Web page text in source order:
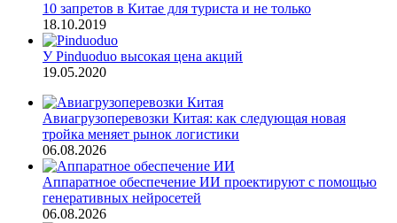
10 запретов в Китае для туриста и не только
18.10.2019
У Pinduoduo высокая цена акций
19.05.2020
Авиагрузоперевозки Китая: как следующая новая
тройка меняет рынок логистики
06.08.2026
Аппаратное обеспечение ИИ проектируют с помощью
генеративных нейросетей
06.08.2026